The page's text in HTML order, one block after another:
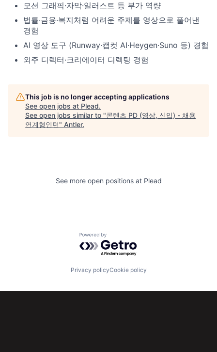
모션 그래픽·자막·일러스트 등 부가 역량
법률·금융·복지처럼 어려운 주제를 영상으로 풀어낸
경험
AI 영상 도구 (Runway·캡컷 AI·Heygen·Suno 등) 경험
외주 디렉터·크리에이터 디렉팅 경험
This job is no longer accepting applications
See open jobs at Plead.
See open jobs similar to "콘텐츠 PD (영상, 신입) - 채용
연계형인턴" Antler.
See more open positions at Plead
Powered by Getro.com
Privacy policyCookie policy